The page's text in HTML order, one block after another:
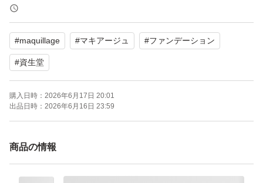
２０２６年６月購入、新品未開封品です。
ゆうパケットポストmini専用封筒にエアパッキンでいち部
分の保護をしてお入れして発送します。(水濡れ予防は行
いません。)
なにか少しでも気になる方は購入なさらないでください。
くださいませ。
#maquillage #マキアージュ #ファンデーション
#資生堂
購入日時： 2026年6月17日 20:01
出品日時： 2026年6月16日 23:59
商品の情報